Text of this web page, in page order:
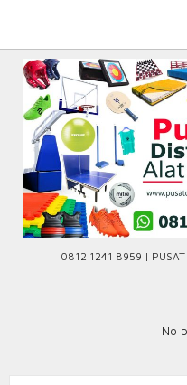
0812 1241 8959 | PUSAT
No